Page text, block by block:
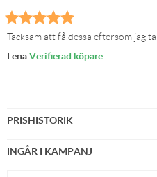
Tacksam att få dessa eftersom jag
LenaVerifierad köpare
PRISHISTORIK
INGÅR I KAMPANJ